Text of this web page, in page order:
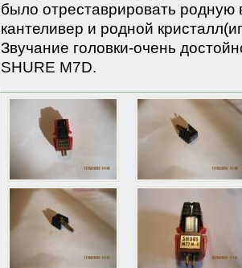
было отреставрировать родную
кантеливер и родной
Звучание головки-очень
SHURE М7D.